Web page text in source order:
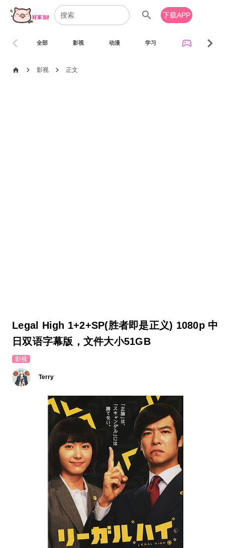
search 下载APP
全部 影视 动漫 学习 sports_esports
chevron_left chevron_right
home chevron_right 影视 chevron_right 正文
Legal High 1+2+SP(胜者即是正义) 1080p 中
日双语字幕版，文件大小51GB
影视
Terry